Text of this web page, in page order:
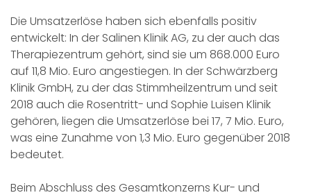
Die Umsatzerlöse haben sich ebenfalls positiv
entwickelt: In der Salinen Klinik AG, zu der auch das
Therapiezentrum gehört, sind sie um 868.000 Euro
auf 11,8 Mio. Euro angestiegen. In der Schwärzberg
Klinik GmbH, zu der das Stimmheilzentrum und seit
2018 auch die Rosentritt- und Sophie Luisen Klinik
gehören, liegen die Umsatzerlöse bei 17, 7 Mio. Euro,
was eine Zunahme von 1,3 Mio. Euro gegenüber 2018
bedeutet.
Beim Abschluss des Gesamtkonzerns Kur- und